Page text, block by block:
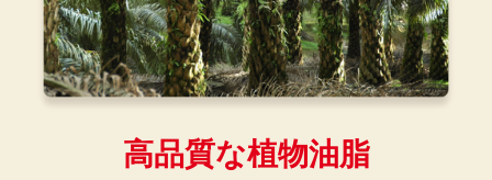
高品質な植物油脂